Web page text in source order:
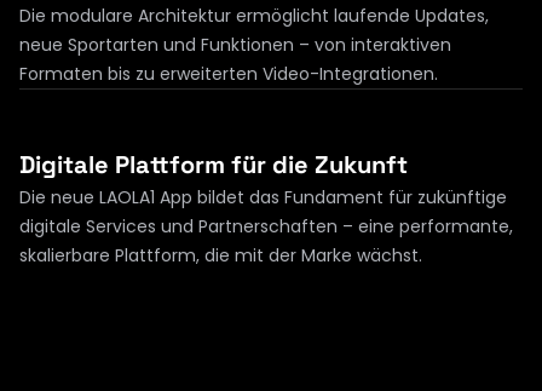
Die modulare Architektur ermöglicht laufende Updates,
neue Sportarten und Funktionen – von interaktiven
Digitale Plattform für die Zukunft
Die neue LAOLA1 App bildet das Fundament für zukünftige
digitale Services und Partnerschaften – eine performante,
skalierbare Plattform, die mit der Marke wächst.